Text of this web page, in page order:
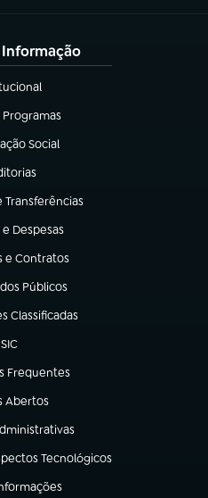
em nova aba)
nova aba)
Social
nova aba)
em nova aba)
Transferências
aba)
Despesas
nova aba)
e Contratos
aba)
Públicos
aba)
Classificadas
aba)
SIC
(abre em nova aba)
Frequentes
aba)
Abertos
nova aba)
aba)
Tecnológicos
nova aba)